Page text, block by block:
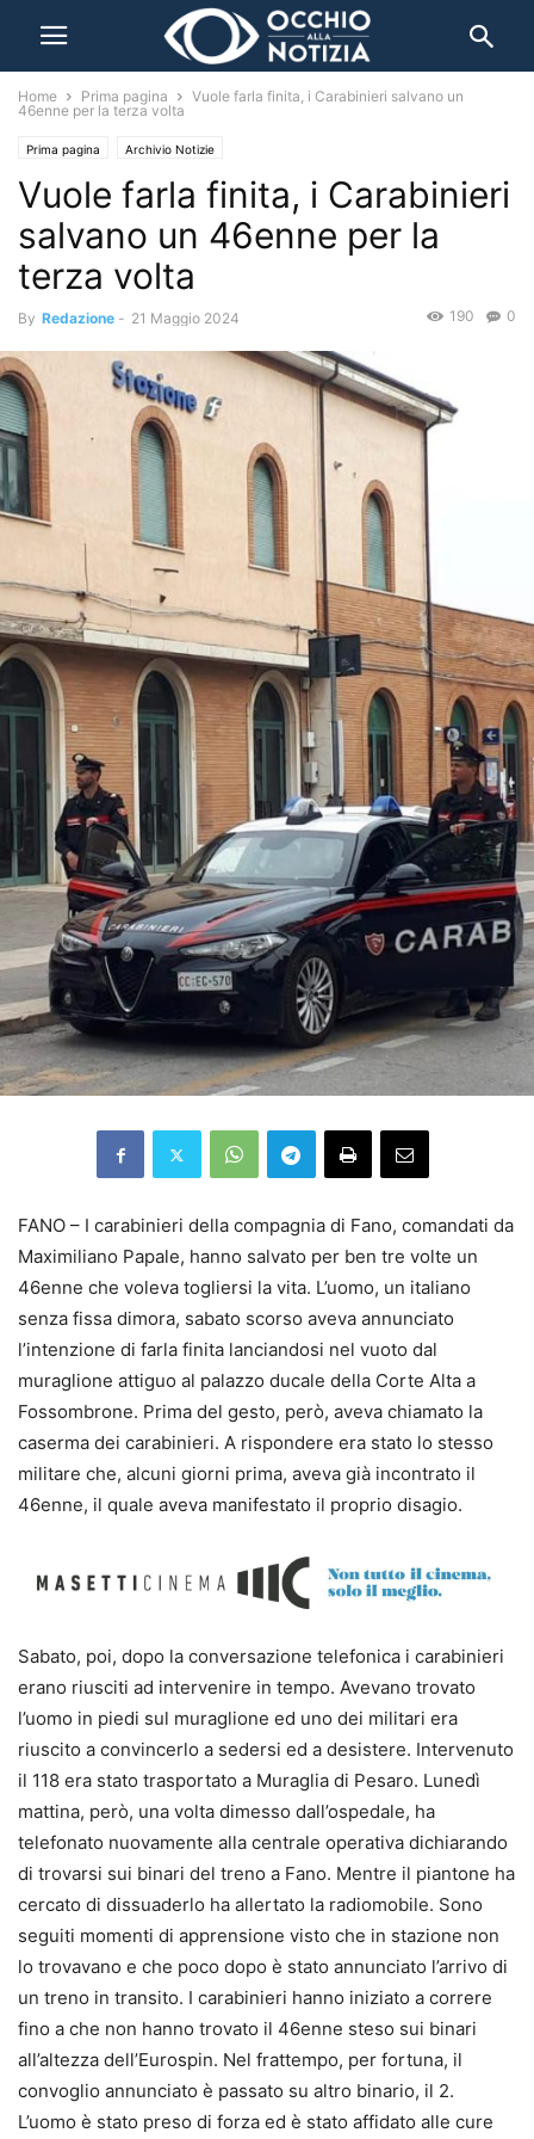
Home Prima pagina
Vuole farla finita, i Carabinieri salvano un
46enne per la terza volta
Prima pagina Archivio Notizie
Vuole farla finita, i Carabinieri
salvano un 46enne per la
terza volta
By Redazione - 21 Maggio 2024 0
190
FANO – I carabinieri della compagnia di Fano, comandati da
Maximiliano Papale, hanno salvato per ben tre volte un
46enne che voleva togliersi la vita. L’uomo, un italiano
senza fissa dimora, sabato scorso aveva annunciato
l’intenzione di farla finita lanciandosi nel vuoto dal
muraglione attiguo al palazzo ducale della Corte Alta a
Fossombrone. Prima del gesto, però, aveva chiamato la
caserma dei carabinieri. A rispondere era stato lo stesso
militare che, alcuni giorni prima, aveva già incontrato il
46enne, il quale aveva manifestato il proprio disagio.
Sabato, poi, dopo la conversazione telefonica i carabinieri
erano riusciti ad intervenire in tempo. Avevano trovato
l’uomo in piedi sul muraglione ed uno dei militari era
riuscito a convincerlo a sedersi ed a desistere. Intervenuto
il 118 era stato trasportato a Muraglia di Pesaro. Lunedì
mattina, però, una volta dimesso dall’ospedale, ha
telefonato nuovamente alla centrale operativa dichiarando
di trovarsi sui binari del treno a Fano. Mentre il piantone ha
cercato di dissuaderlo ha allertato la radiomobile. Sono
seguiti momenti di apprensione visto che in stazione non
lo trovavano e che poco dopo è stato annunciato l’arrivo di
un treno in transito. I carabinieri hanno iniziato a correre
fino a che non hanno trovato il 46enne steso sui binari
all’altezza dell’Eurospin. Nel frattempo, per fortuna, il
convoglio annunciato è passato su altro binario, il 2.
L’uomo è stato preso di forza ed è stato affidato alle cure